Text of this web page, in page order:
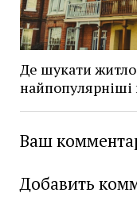
Де шукати
Ваш
Добавить